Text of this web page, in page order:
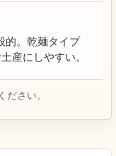
的。乾麺タイプ
産にしやすい。
さい。